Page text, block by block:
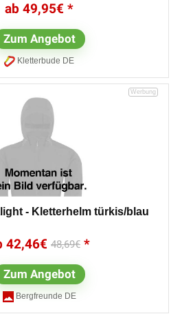
49,95€
Zum Angebot
Kletterbude DE
- Kletterhelm türkis/blau
42,46€ 48,69€
Zum Angebot
Bergfreunde DE